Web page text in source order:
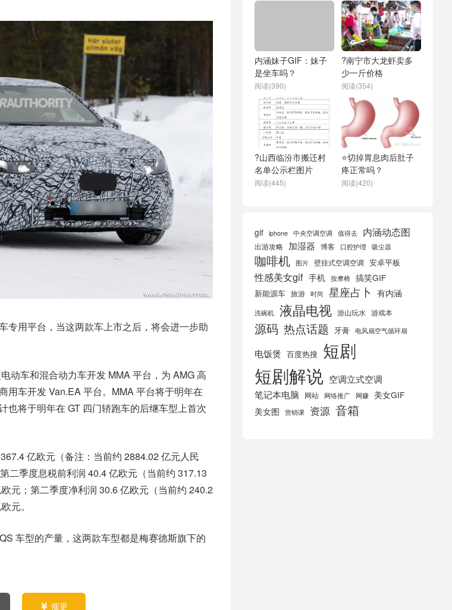
专用平台，当这两款车上市之后，将会进一步助
动车和混合动力车开发 MMA 平台，为 AMG 高
用车开发 Van.EA 平台。MMA 平台将于明年在
也将于明年在 GT 四门轿跑车的后继车型上首次
亿欧元（备注：当前约 2884.02 亿元人民
二季度息税前利润 40.4 亿欧元（当前约 317.13
元；第二季度净利润 30.6 亿欧元（当前约 240.2
元。
车型的产量，这两款车型都是梅赛德斯旗下的
 催更
内涵妹子GIF：妹子
是坐车吗？
阅读(390)
?南宁市大龙虾卖多
少一斤价格
阅读(354)
?山西临汾市搬迁村
名单公示栏图片
阅读(445)
⭐切掉胃息肉后肚子
疼正常吗？
阅读(420)
gif iphone 中央空调空调 值得去 内涵动态图
出游攻略 加湿器 博客 口腔护理 吸尘器
咖啡机 图片 壁挂式空调空调 安卓平板
性感美女gif 手机 按摩椅 搞笑GIF
新能源车 旅游 时尚 星座占卜 有内涵
洗碗机 液晶电视 游山玩水 游戏本
源码 热点话题 牙膏 电风扇空气循环扇
电饭煲 百度热搜 短剧
短剧解说 空调立式空调
笔记本电脑 网站 网络推广 网赚
美女GIF
美女图
营销课 资源 音箱